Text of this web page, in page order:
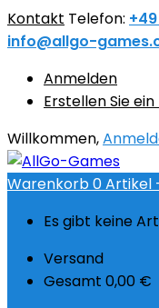
Kontakt Telefon:
info@allgo-
Anmelden
Erstellen Sie
Willkommen,
Warenkorb0Artikel
Es gibt keine
Versand
Gesamt 0,00 €